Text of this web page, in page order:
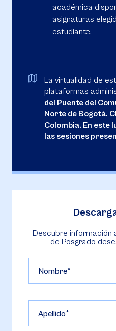
académica
asignaturas
estudiante.
La virtualidad de
plataformas
del Puente del
Norte de Bogotá.
Colombia. En este
las sesiones
Descubre información
de Posgrado
Nombre
Apellido